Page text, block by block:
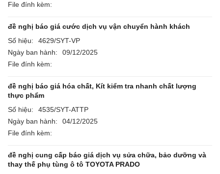
File đính kèm:
đề nghị báo giá cước dịch vụ vận chuyển hành khách
Số hiệu:
4629/SYT-VP
Ngày ban hành:
09/12/2025
File đính kèm:
đề nghị báo giá hóa chất, Kít kiểm tra nhanh chất lượng
thực phẩm
Số hiệu:
4535/SYT-ATTP
Ngày ban hành:
04/12/2025
File đính kèm:
đề nghị cung cấp báo giá dịch vụ sửa chữa, bảo dưỡng và
thay thế phụ tùng ô tô TOYOTA PRADO